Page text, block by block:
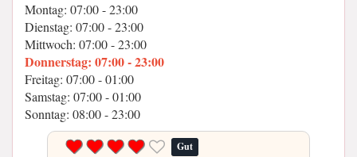
Montag: 07:00 - 23:00
Dienstag: 07:00 - 23:00
Mittwoch: 07:00 - 23:00
Donnerstag: 07:00 - 23:00
Freitag: 07:00 - 01:00
Samstag: 07:00 - 01:00
Sonntag: 08:00 - 23:00
Gut